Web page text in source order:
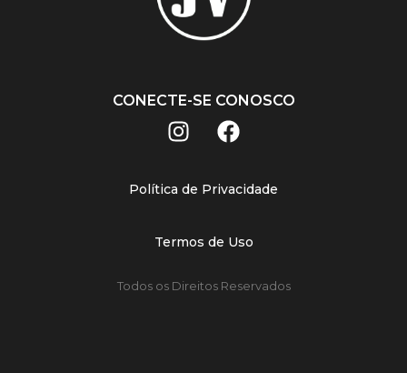
CONECTE-SE CONOSCO
Política de Privacidade
Termos de Uso
Todos os Direitos Reservados